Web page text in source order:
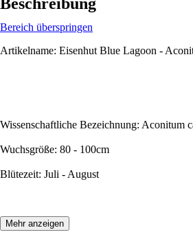
Bereich überspringen
Artikelname: Eisenhut Blue Lagoon -
Wissenschaftliche Bezeichnung: Aconitum
Wuchsgröße: 80 - 100cm
Blütezeit: Juli - August
Beschreibung:
Mehr anzeigen